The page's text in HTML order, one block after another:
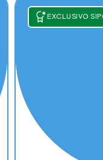
EXCLUSIVO